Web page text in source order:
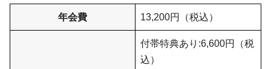
年会費 13,200円（税込）
付帯特典あり:6,600円（税
込）